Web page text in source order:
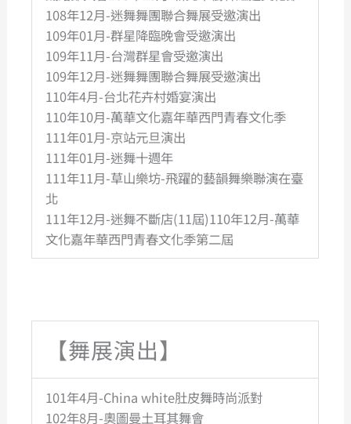
108年12月-迷舞舞團聯合舞展受邀演出
109年01月-群星降臨晚會受邀演出
109年11月-台灣群星會受邀演出
109年12月-迷舞舞團聯合舞展受邀演出
110年4月-台北花卉村婚宴演出
110年10月-萬華文化嘉年華西門青春文化季
111年01月-京站元旦演出
111年01月-迷舞十週年
111年11月-草山樂坊-飛躍的藝韻舞樂聯演在臺
北
111年12月-迷舞不斷店(11屆)110年12月-萬華
文化嘉年華西門青春文化季第二屆
【舞展演出】
101年4月-China white肚皮舞時尚派對
102年8月-奧圖曼土耳其舞會